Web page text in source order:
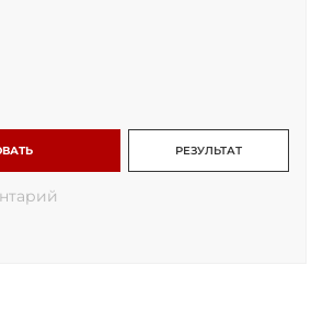
РЕЗУЛЬТАТ